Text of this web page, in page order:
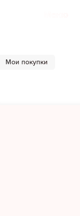
Мои покупки